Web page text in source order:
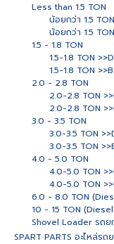
Less than 1.5 TON
น้อยกว่า 1.5
น้อยกว่า 1.5
1.5 - 1.8 TON
1.5-1.8 TON
1.5-1.8 TON
2.0 - 2.8 TON
2.0-2.8 TON
2.0-2.8 TON
3.0 - 3.5 TON
3.0-3.5 TON
3.0-3.5 TON
4.0 - 5.0 TON
4.0-5.0 TON
4.0-5.0 TON
6.0 - 8.0 TON
10 - 15 TON
Shovel Loader รถ
SPART PARTS อะไหล่รถ